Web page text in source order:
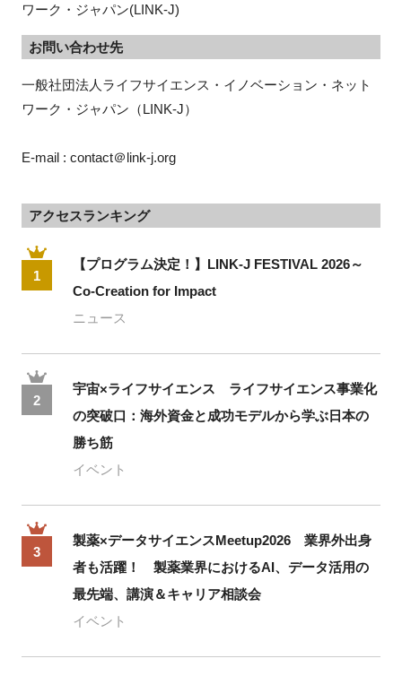
ワーク・ジャパン(LINK-J)
お問い合わせ先
一般社団法人ライフサイエンス・イノベーション・ネット
ワーク・ジャパン（LINK-J）
E-mail : contact＠link-j.org
アクセスランキング
1
【プログラム決定！】LINK-J FESTIVAL 2026～
Co-Creation for Impact
ニュース
2
宇宙×ライフサイエンス ライフサイエンス事業化
の突破口：海外資金と成功モデルから学ぶ日本の
勝ち筋
イベント
3
製薬×データサイエンスMeetup2026 業界外出身
者も活躍！ 製薬業界におけるAI、データ活用の
最先端、講演＆キャリア相談会
イベント